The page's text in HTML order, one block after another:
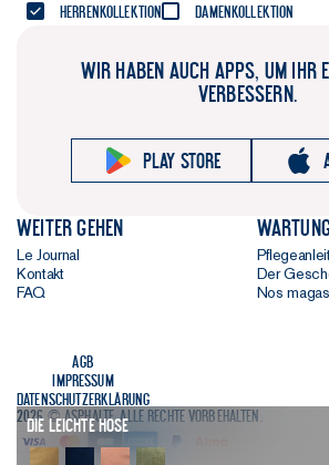
Die Leichte Hose
Herrenkollektion Damenkollektion
WIR HABEN AUCH APPS, UM IHR
VERBESSERN.
Play store
Weiter gehen
Le Journal
Kontakt
FAQ
Der
Nos
AGB
Impressum
Datenschutzerklärung
2026 © Asphalte. Alle Rechte vorbehalten.